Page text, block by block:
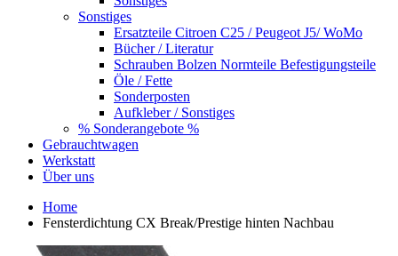
Sonstiges
Ersatzteile Citroen C25 / Peugeot J5/ WoMo
Bücher / Literatur
Schrauben Bolzen Normteile Befestigungsteile
Öle / Fette
Sonderposten
Aufkleber / Sonstiges
% Sonderangebote %
Gebrauchtwagen
Werkstatt
Über uns
Home
Fensterdichtung CX Break/Prestige hinten Nachbau